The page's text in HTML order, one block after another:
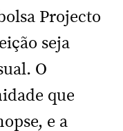
Projecto
seja
O
que
e a